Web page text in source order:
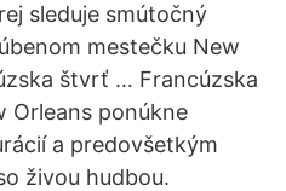
sleduje smútočný
mestečku New
štvrť … Francúzska
Orleans ponúkne
a predovšetkým
živou hudbou.